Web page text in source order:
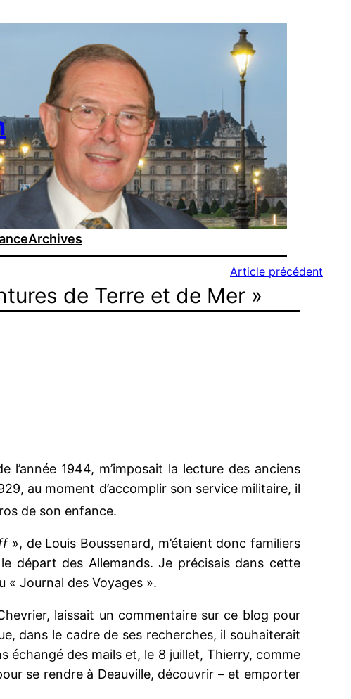
Archives
Article précédent
de Terre et de Mer »
1944, m’imposait la lecture des anciens
au moment d’accomplir son service militaire, il
de son enfance.
», de Louis Boussenard, m’étaient donc familiers
départ des Allemands. Je précisais dans cette
« Journal des Voyages ».
laissait un commentaire sur ce blog pour
dans le cadre de ses recherches, il souhaiterait
échangé des mails et, le 8 juillet, Thierry, comme
se rendre à Deauville, découvrir – et emporter